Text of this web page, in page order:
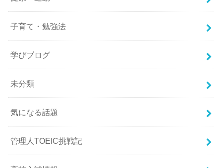
子育て・勉強法
学びブログ
未分類
気になる話題
管理人TOEIC挑戦記